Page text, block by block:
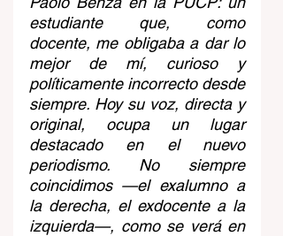
estudiante que, como
docente, me obligaba a dar lo
mejor de mí, curioso y
políticamente incorrecto desde
siempre. Hoy su voz, directa y
original, ocupa un lugar
destacado en el nuevo
periodismo. No siempre
coincidimos —el exalumno a
la derecha, el exdocente a la
izquierda—, como se verá en